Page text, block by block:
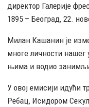
директор Галерије
1895 – Београд, 22.
Милан Кашанин је
многе личности нашег
њима и водио
У овој емисији идући
Ребац, Исидором